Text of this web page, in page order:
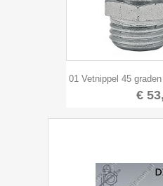
01 Vetnippel 45
€